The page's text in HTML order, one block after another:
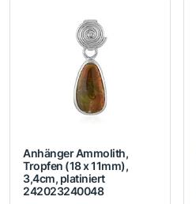
Anhänger Ammolith,
Tropfen (18 x 11mm),
3,4cm, platiniert
242023240048